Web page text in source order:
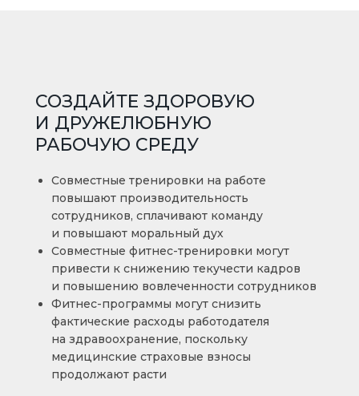
СОЗДАЙТЕ ЗДОРОВУЮ
И ДРУЖЕЛЮБНУЮ
РАБОЧУЮ СРЕДУ
Совместные тренировки на работе
повышают производительность
сотрудников, сплачивают команду
и повышают моральный дух
Совместные фитнес-тренировки могут
привести к снижению текучести кадров
и повышению вовлеченности сотрудников
Фитнес-программы могут снизить
фактические расходы работодателя
на здравоохранение, поскольку
медицинские страховые взносы
продолжают расти